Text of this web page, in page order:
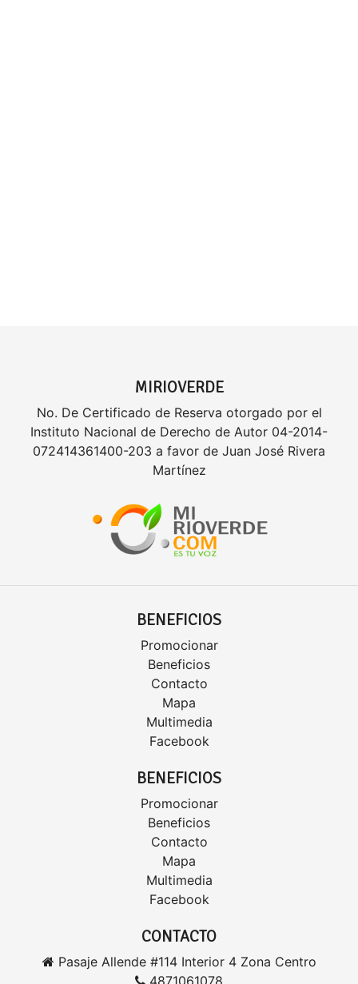
MIRIOVERDE
No. De Certificado de Reserva otorgado por el
Instituto Nacional de Derecho de Autor 04-2014-
072414361400-203 a favor de Juan José Rivera
Martínez
BENEFICIOS
Promocionar
Beneficios
Contacto
Mapa
Multimedia
Facebook
BENEFICIOS
Promocionar
Beneficios
Contacto
Mapa
Multimedia
Facebook
CONTACTO
Pasaje Allende #114 Interior 4 Zona Centro